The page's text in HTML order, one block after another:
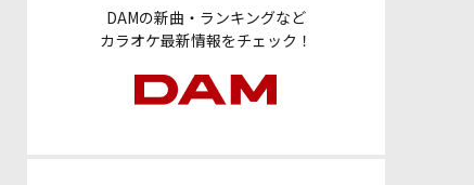
DAMの新曲・ランキングなど
カラオケ最新情報をチェック！